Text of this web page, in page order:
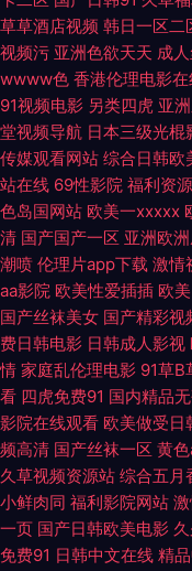
在线观看 天堂中文AV 亚洲
页入口 精东无码成人影业
屄com 91视频国产精品 av
三级午夜在线 性交14p 91
久久精品传媒视频 免费视
级片 91激情午夜电影 97亚
频网站 老司机久久 人人艹
在线导航 成人dy亚洲 国产
午夜影院试验区 91基地伊
频 久久97 欧美性爱去干网
草草酒店视频 韩日一区二
视频污 亚洲色欲天天 成
wwww色 香港伦理电影
91视频电影 另类四虎 亚
堂视频导航 日本三级光棍
传媒观看网站 综合日韩欧
站在线 69性影院 福利资
色岛国网站 欧美一xxxxx
清 国产国产一区 亚洲欧
潮喷 伦理片app下载 激情
aa影院 欧美性爱插插 欧
国产丝袜美女 国产精彩视
费日韩电影 日韩成人影视
情 家庭乱伦理电影 91草B
看 四虎免费91 国内精品
影院在线观看 欧美做受日
频高清 国产丝袜一区 黄
久草视频资源站 综合五月
小鲜肉同 福利影院网站
一页 国产日韩欧美电影
免费91 日韩中文在线 精